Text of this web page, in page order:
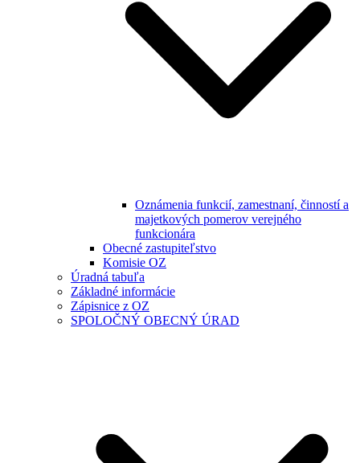
Oznámenia funkcií, zamestnaní, činností a
majetkových pomerov verejného
funkcionára
Obecné zastupiteľstvo
Komisie OZ
Úradná tabuľa
Základné informácie
Zápisnice z OZ
SPOLOČNÝ OBECNÝ ÚRAD